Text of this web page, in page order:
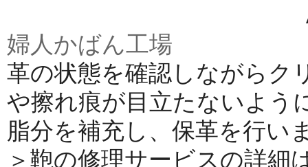
婦人かばん工場
革の状態を確認しながらク
や擦れ痕が目立たないよう
脂分を補充し、保革を行い
＞鞄の修理サービスの詳細